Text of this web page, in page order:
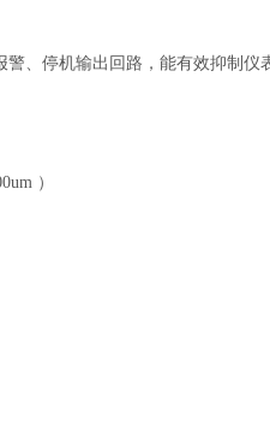
、停机输出回路，能有效抑制仪
）